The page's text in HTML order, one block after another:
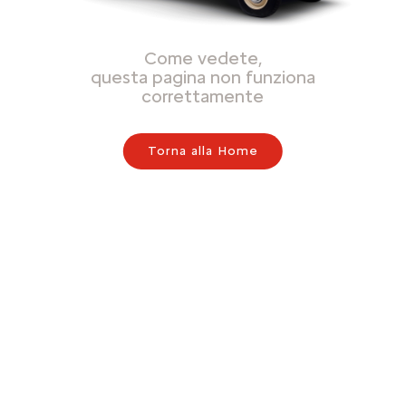
Come vedete,
questa pagina non funziona
correttamente
Torna alla Home